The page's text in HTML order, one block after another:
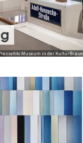
Museum in der